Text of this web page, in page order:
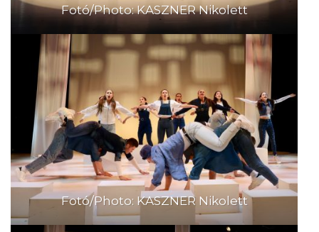
Fotó/Photo: KASZNER Nikolett
Fotó/Photo: KASZNER Nikolett